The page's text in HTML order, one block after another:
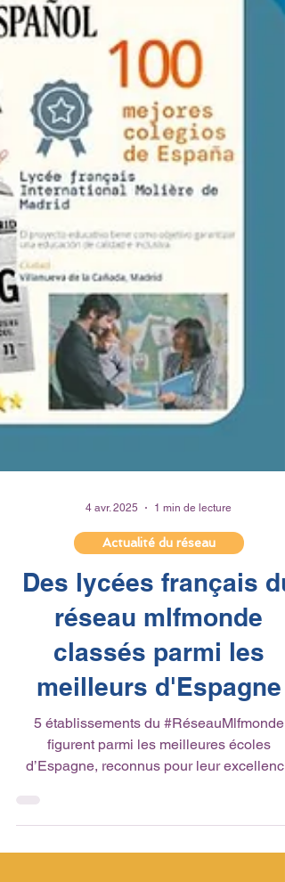
4 avr. 2025 1 min de lecture
Actualité du réseau
Des lycées français du
réseau mlfmonde
classés parmi les
meilleurs d'Espagne
5 établissements du #RéseauMlfmonde
éducative par El...